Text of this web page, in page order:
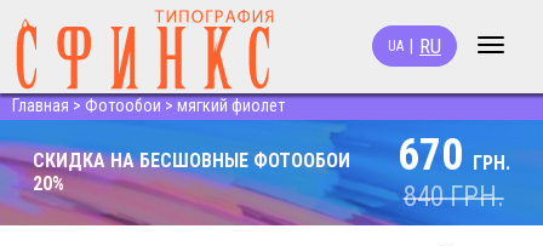
Toggle
UA RU
Главная > Фотообои > мягкий фиолет
СКИДКА НА БЕСШОВНЫЕ ФОТООБОИ
20%
670 ГРН.
840ГРН.